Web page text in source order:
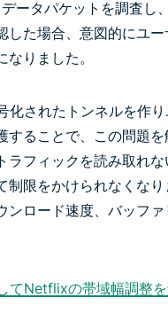
データパケットを調査
した場合、意図的にユ
なりました。
化されたトンネルを作
することで、この問題
ラフィックを読み取れ
制限をかけられなくなり
ンロード速度、バッフ
てNetflixの帯域幅調整